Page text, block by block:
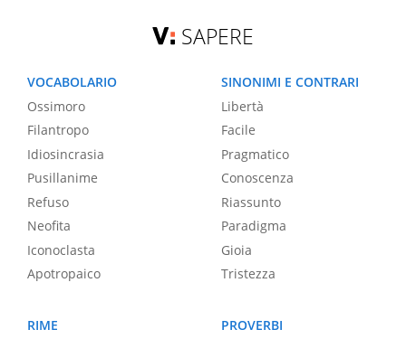
SAPERE
VOCABOLARIO
Ossimoro
Filantropo
Idiosincrasia
Pusillanime
Refuso
Neofita
Iconoclasta
Apotropaico
SINONIMI E CONTRARI
Libertà
Facile
Pragmatico
Conoscenza
Riassunto
Paradigma
Gioia
Tristezza
RIME
PROVERBI